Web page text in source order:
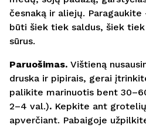
česnaką ir aliejų.
būti šiek tiek saldus, šiek
sūrus.
Paruošimas. Vištieną
druska ir pipirais, gerai
palikite marinuotis bent
2–4 val.). Kepkite ant
apverčiant. Pabaigoje